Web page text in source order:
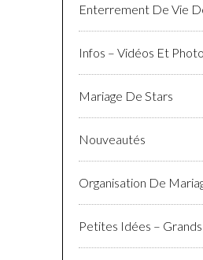
Enterrement De Vie
Infos – Vidéos Et
Mariage De Stars
Nouveautés
Organisation De
Petites Idées –